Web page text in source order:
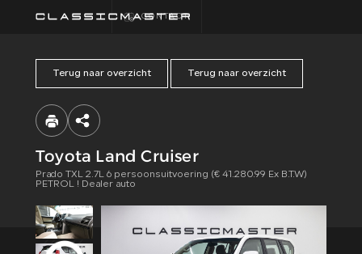
CONTACT
HOME
FINANCIEREN
VOORWAARDEN
Terug naar overzicht Terug naar overzicht
Toyota Land Cruiser
Prado TXL 2.7L 6 persoonsuitvoering (€ 41.280.99 Ex B.T.W)
PETROL ! Dealer auto